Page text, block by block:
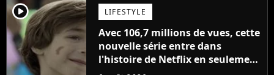
player2 LIFESTYLE
Avec 106,7 millions de vues, cette
nouvelle série entre dans
l'histoire de Netflix en seulement
48 jours